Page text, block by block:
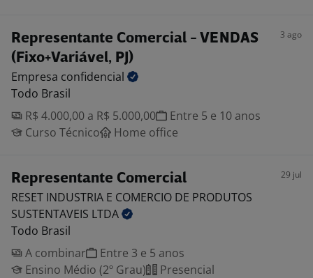
Representante Comercial - VENDAS
(Fixo+Variável, PJ)
3 ago
Empresa confidencial
Todo Brasil
R$ 4.000,00 a R$ 5.000,00
Entre 5 e 10 anos
Curso Técnico
Home office
Representante Comercial 29 jul
RESET INDUSTRIA E COMERCIO DE PRODUTOS
SUSTENTAVEIS LTDA
Todo Brasil
A combinar
Entre 3 e 5 anos
Ensino Médio (2º Grau)
Presencial